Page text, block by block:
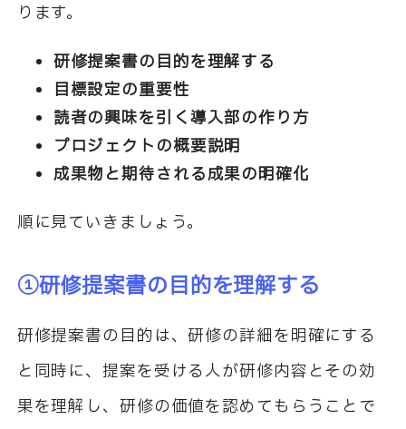
ります。
研修提案書の目的を理解する
目標設定の重要性
読者の興味を引く導入部の作り方
プロジェクトの概要説明
成果物と期待される成果の明確化
順に見ていきましょう。
①研修提案書の目的を理解する
研修提案書の目的は、研修の詳細を明確にする
と同時に、提案を受ける人が研修内容とその効
果を理解し、研修の価値を認めてもらうことで